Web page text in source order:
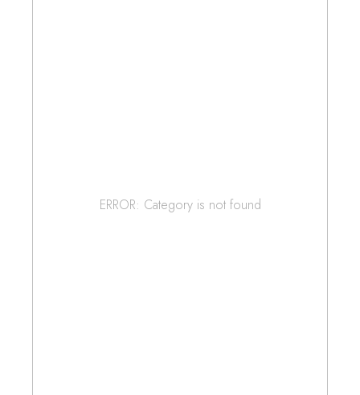
ERROR: Category is not found